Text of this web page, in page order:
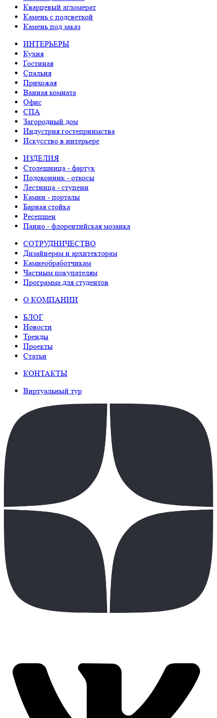
Кварцевый агломерат
Камень с подсветкой
Камень под заказ
ИНТЕРЬЕРЫ
Кухня
Гостиная
Спальня
Прихожая
Ванная комната
Офис
СПА
Загородный дом
Индустрия гостеприимства
Искусство в интерьере
ИЗДЕЛИЯ
Столешница - фартук
Подоконник - откосы
Лестница - ступени
Камин - порталы
Барная стойка
Ресепшен
Панно - флорентийская мозаика
СОТРУДНИЧЕСТВО
Дизайнерам и архитекторам
Камнеобработчикам
Частным покупателям
Программа для студентов
О КОМПАНИИ
БЛОГ
Новости
Тренды
Проекты
Статьи
КОНТАКТЫ
Виртуальный тур